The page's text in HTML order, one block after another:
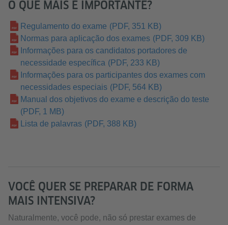
O QUE MAIS É IMPORTANTE?
Regulamento do exame (PDF, 351 KB)
Normas para aplicação dos exames (PDF, 309 KB)
Informações para os candidatos portadores de
necessidade específica (PDF, 233 KB)
Informações para os participantes dos exames com
necessidades especiais (PDF, 564 KB)
Manual dos objetivos do exame e descrição do teste
(PDF, 1 MB)
Lista de palavras (PDF, 388 KB)
VOCÊ QUER SE PREPARAR DE FORMA
MAIS INTENSIVA?
Naturalmente, você pode, não só prestar exames de